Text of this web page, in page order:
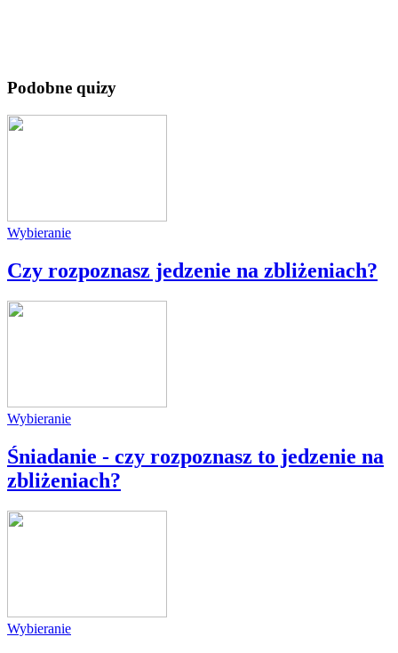
Podobne quizy
Wybieranie
Czy rozpoznasz jedzenie na zbliżeniach?
Wybieranie
Śniadanie - czy rozpoznasz to jedzenie na
zbliżeniach?
Wybieranie